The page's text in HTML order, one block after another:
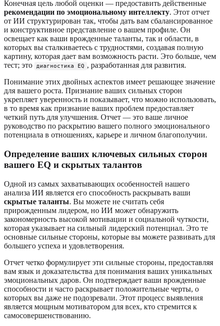
Конечная цель любой оценки — предоставить действенные
рекомендации по эмоциональному интеллекту. Этот отчет
от ИИ структурирован так, чтобы дать вам сбалансированное
и конструктивное представление о вашем профиле. Он
освещает как ваши врожденные таланты, так и области, в
которых вы сталкиваетесь с трудностями, создавая полную
картину, которая дает вам возможность расти. Это больше, чем
тест; это
диагностика EQ , разработанная для развития.
Понимание этих двойных аспектов имеет решающее значение
для вашего роста. Признание ваших сильных сторон
укрепляет уверенность и показывает, что можно использовать,
в то время как признание ваших проблем предоставляет
четкий путь для улучшения. Отчет — это ваше личное
руководство по раскрытию вашего полного эмоционального
потенциала в отношениях, карьере и личном благополучии.
Определение ваших ключевых сильных сторон
вашего EQ и скрытых талантов
Одной из самых захватывающих особенностей нашего
анализа ИИ является его способность раскрывать ваши
скрытые таланты. Вы можете не считать себя
прирожденным лидером, но ИИ может обнаружить
закономерность высокой мотивации и социальной чуткости,
которая указывает на сильный лидерский потенциал. Это те
основные сильные стороны, которые вы можете развивать для
большего успеха и удовлетворения.
Отчет четко формулирует эти сильные стороны, предоставляя
вам язык и доказательства для понимания ваших уникальных
эмоциональных даров. Он подтверждает ваши врожденные
способности и часто раскрывает положительные черты, о
которых вы даже не подозревали. Этот процесс выявления
является мощным мотиватором для всех, кто стремится к
самосовершенствованию.